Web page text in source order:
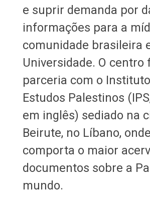
e suprir demanda por
informações para a
comunidade brasileira
Universidade. O centro
parceria com o
Estudos Palestinos
em inglês) sediado na
Beirute, no Líbano, onde
comporta o maior
documentos sobre a
mundo.